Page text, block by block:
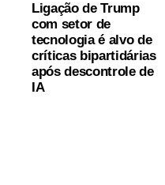
Ligação de Trump
com setor de
tecnologia é alvo de
críticas bipartidárias
após descontrole de
IA